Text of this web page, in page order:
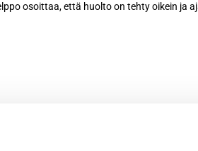
osoittaa, että huolto on tehty oikein ja